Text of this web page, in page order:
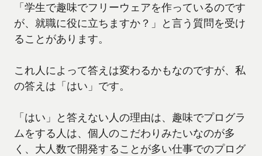
「学生で趣味でフリーウェアを作っているのです
が、就職に役に立ちますか？」と言う質問を受け
ることがあります。
これ人によって答えは変わるかもなのですが、私
の答えは「はい」です。
「はい」と答えない人の理由は、趣味でプログラ
ムをする人は、個人のこだわりみたいなのが多
く、大人数で開発することが多い仕事でのプログ